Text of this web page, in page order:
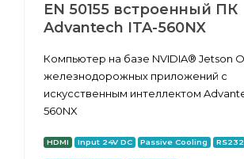
EN 50155 встроенный ПК
Advantech ITA-560NX
Компьютер на базе NVIDIA® Jetson
железнодорожных приложений с
искусственным интеллектом
560NX
HDMI Input 24V DC Passive Cooling RS232